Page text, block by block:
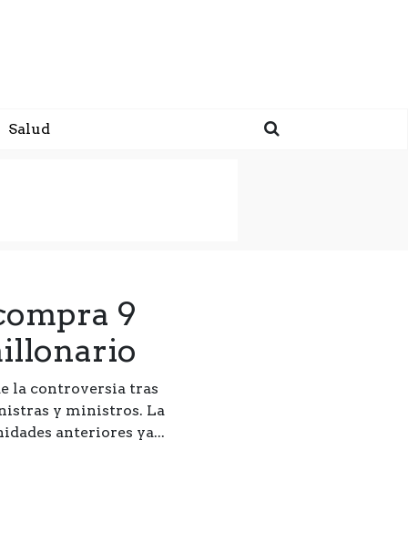
Salud
9
la controversia tras
y ministros. La
anteriores ya...